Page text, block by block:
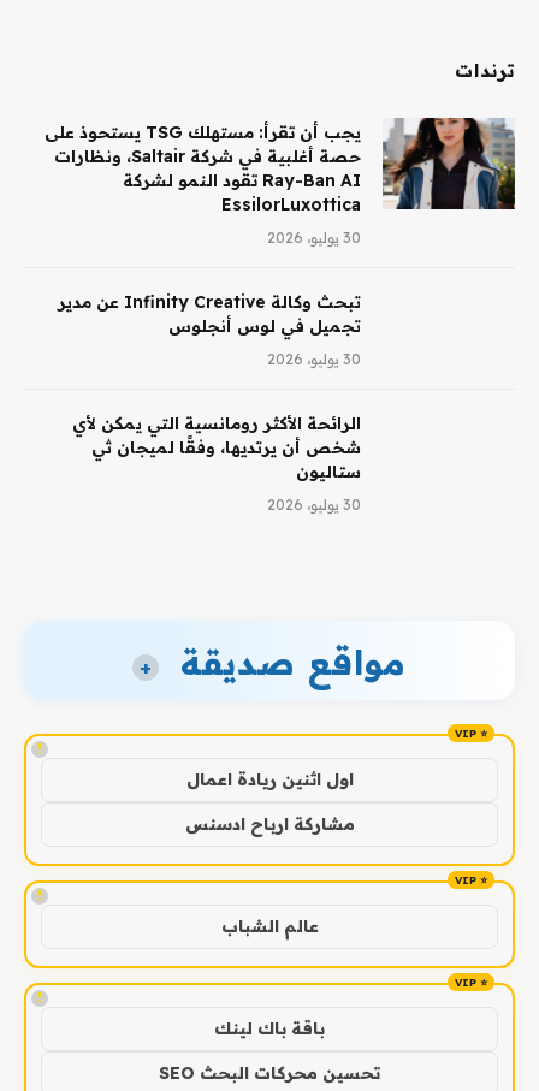
ترندات
يجب أن تقرأ: مستهلك TSG يستحوذ على
حصة أغلبية في شركة Saltair، ونظارات
Ray-Ban AI تقود النمو لشركة
EssilorLuxottica
30 يوليو، 2026
تبحث وكالة Infinity Creative عن مدير
تجميل في لوس أنجلوس
30 يوليو، 2026
الرائحة الأكثر رومانسية التي يمكن لأي
شخص أن يرتديها، وفقًا لميجان ثي
ستاليون
30 يوليو، 2026
مواقع صديقة +
!
اول اثنين ريادة اعمال
مشاركة ارباح ادسنس
!
عالم الشباب
!
باقة باك لينك
تحسين محركات البحث SEO